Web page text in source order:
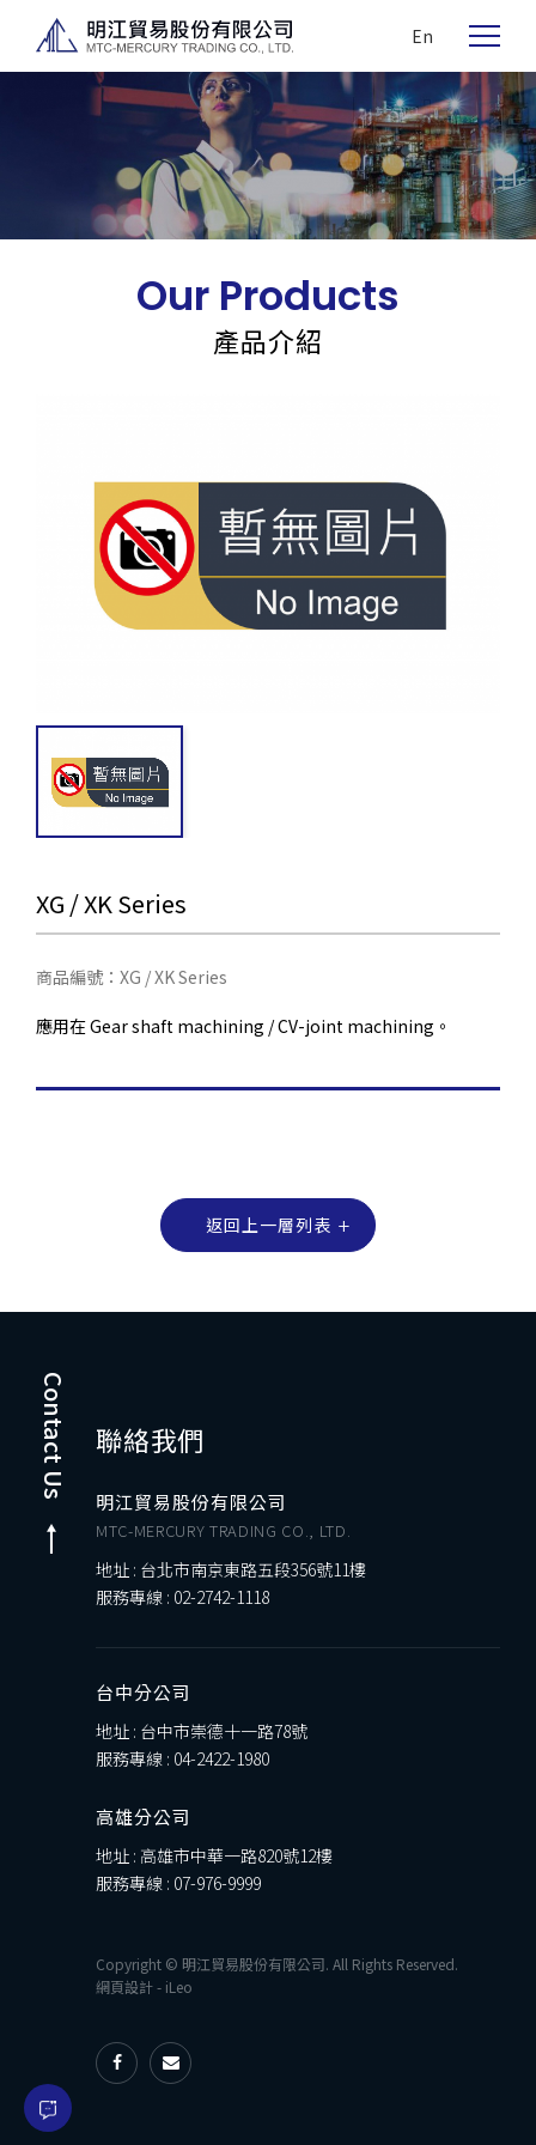
En
Our Products
產品介紹
XG / XK Series
商品編號：XG / XK Series
應用在 Gear shaft machining / CV-joint machining。
返回上一層列表
Contact Us 聯絡我們
明江貿易股份有限公司
MTC-MERCURY TRADING CO., LTD.
地址 : 台北市南京東路五段356號11樓
服務專線 : 02-2742-1118
台中分公司
地址 : 台中市崇德十一路78號
服務專線 : 04-2422-1980
高雄分公司
地址 : 高雄市中華一路820號12樓
服務專線 : 07-976-9999
Copyright © 明江貿易股份有限公司. All Rights Reserved.
網頁設計- iLeo